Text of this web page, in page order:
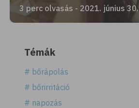
3 perc olvasás - 2021. június 30.
Témák
# bőrápolás
# bőrirritáció
# napozás